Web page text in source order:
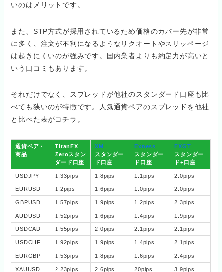
いのはメリットです。
また、STP方式が採用されているため価格のカバー先が非常
に多く、注文が不利になるようなリクオートやスリッページ
は起きにくいのが強みです。国内業者よりも約定力が高いと
いう口コミもあります。
それだけでなく、スプレッドが他社のスタンダード口座も比
べても狭いのが特徴です。人気通貨ペアのスプレッドを他社
と比べた表がコチラ。
通貨ペア・
商品
TitanFX
Zeroスタン
ダード口座
XM
スタンダー
ド口座
Exness
スタンダー
ド口座
FXGT
スタンダー
ド+口座
USDJPY 1.33pips 1.8pips 1.1pips 2.0pips
EURUSD 1.2pips 1.6pips 1.0pips 2.0pips
GBPUSD 1.57pips 1.9pips 1.2pips 2.3pips
AUDUSD 1.52pips 1.6pips 1.4pips 1.9pips
USDCAD 1.55pips 2.0pips 2.1pips 2.1pips
USDCHF 1.92pips 1.9pips 1.4pips 2.1pips
EURGBP 1.53pips 1.8pips 1.6pips 2.4pips
XAUUSD 2.23pips 2.6pips 20pips 3.9pips